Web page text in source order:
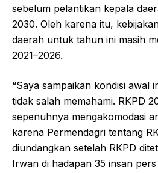
sebelum pelantikan kepala
2030. Oleh karena itu,
daerah untuk tahun ini masih
2021–2026.
“Saya sampaikan kondisi awal
tidak salah memahami. RKPD
sepenuhnya mengakomodasi
karena Permendagri tentang
diundangkan setelah RKPD
Irwan di hadapan 35 insan